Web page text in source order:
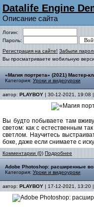
Datalife Engine
Описание сайта
Логин:
Пароль:
Регистрация на сайте! Забыли
Вы просматриваете мобильную
«Магия портрета» (2021) Мастер-
Категория: Уроки и видеоуроки
автор: PLAYBOY | 30-12-2021, 19:08
Вы будто побываете там
светом: как с естественным
светлом. Научитесь
боке, даже если снимаете с
Комментарии (0) Подробнее
Adobe Photoshop: расширенные
Категория: Уроки и видеоуроки
автор: PLAYBOY | 17-12-2021, 13:20